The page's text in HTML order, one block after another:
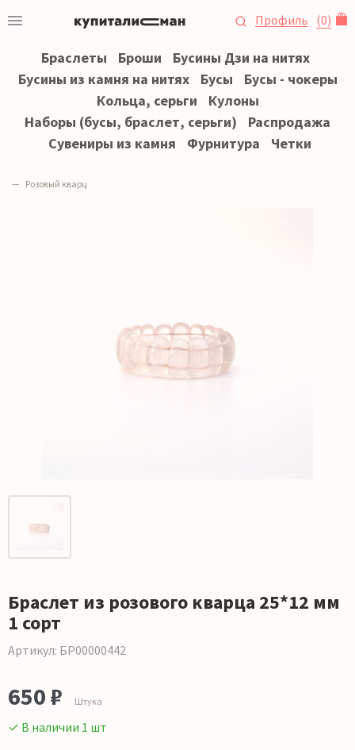
Профиль (0)
Браслеты Броши
Бусины Дзи на нитях
Бусины из камня на нитях
Бусы
Бусы - чокеры
Кольца, серьги
Кулоны
Наборы (бусы, браслет, серьги)
Распродажа
Сувениры из камня
Фурнитура Четки
Розовый кварц
Браслет из розового кварца 25*12 мм
1 сорт
Артикул: БР00000442
650 ₽ Штука
✓ В наличии 1 шт